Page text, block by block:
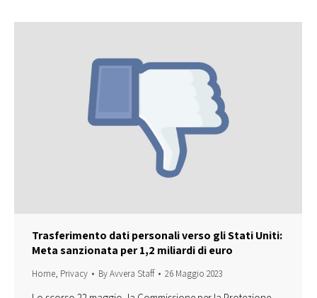
Trasferimento dati personali verso gli Stati Uniti:
Meta sanzionata per 1,2 miliardi di euro
Home, Privacy ByAvvera Staff 26 Maggio 2023